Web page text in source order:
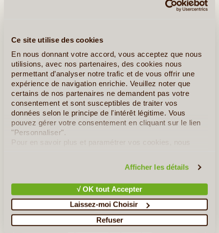
Ce site utilise des cookies
En nous donnant votre accord, vous acceptez que nous
utilisions, avec nos partenaires, des cookies nous
permettant d’analyser notre trafic et de vous offrir une
expérience de navigation enrichie. Veuillez noter que
certains de nos partenaires ne demandent pas votre
consentement et sont susceptibles de traiter vos
données selon le principe de l'intérêt légitime. Vous
pouvez gérer votre consentement en cliquant sur le lien
"Personnaliser".
Pour en savoir plus et paramétrer vos cookies, nous
Afficher les détails
√ OK tout Accepter
Laissez-moi Choisir
Refuser
Soyez le plus précis possible. Indiquez-nous tous les
éléments qui pourraient nous aider à vous proposer un
devis au plus près de votre attente.
Abonnement à la Newsletter du "Voyage